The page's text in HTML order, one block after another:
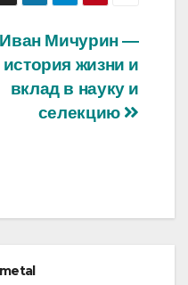
Иван Мичурин —
история жизни и
вклад в науку и
селекцию